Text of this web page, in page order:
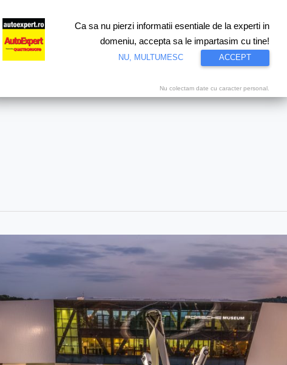
Test drive Motorsport Proiecte speciale Video
Ca sa nu pierzi informatii esentiale de la experti in
domeniu, accepta sa le impartasim cu tine!
NU, MULTUMESC ACCEPT
Nu colectam date cu caracter personal.